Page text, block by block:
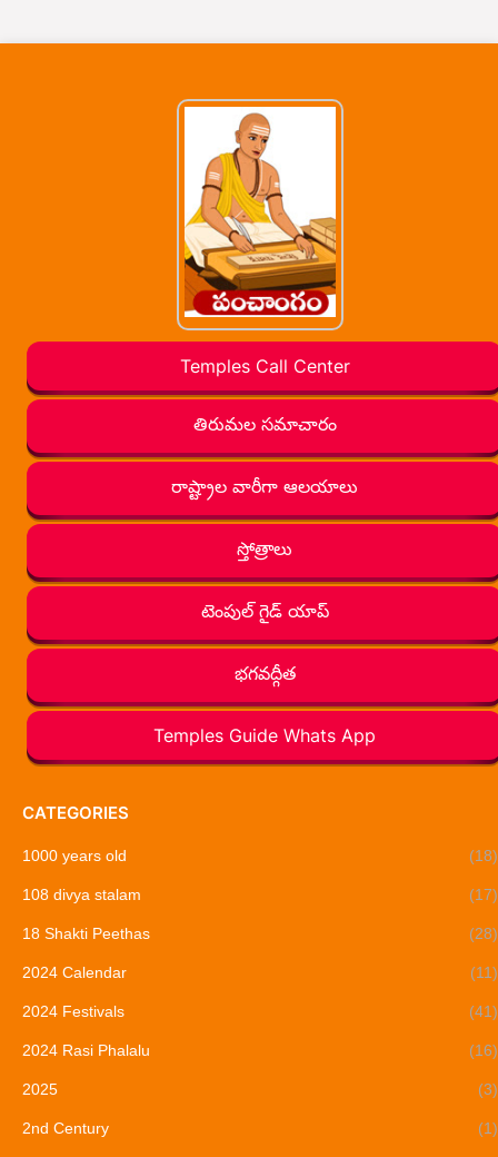
Temples Call Center
తిరుమల సమాచారం
రాష్ట్రాల వారీగా ఆలయాలు
స్తోత్రాలు
టెంపుల్ గైడ్ యాప్
భగవద్గీత
Temples Guide Whats App
CATEGORIES
1000 years old (18)
108 divya stalam (17)
18 Shakti Peethas (28)
2024 Calendar (11)
2024 Festivals (41)
2024 Rasi Phalalu (16)
2025 (3)
2nd Century (1)